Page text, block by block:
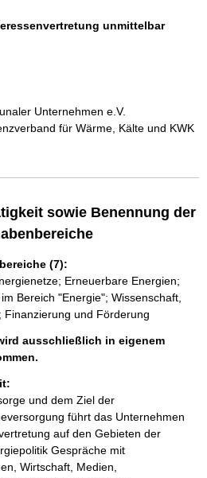
unmittelbar
Unternehmen e.V.
für Wärme, Kälte und KWK
sowie Benennung der
(7):
Erneuerbare Energien;
Bereich "Energie"; Wissenschaft,
Finanzierung und Förderung
ausschließlich in eigenem
und dem Ziel der
führt das Unternehmen
auf den Gebieten der
Gespräche mit
Wirtschaft, Medien,